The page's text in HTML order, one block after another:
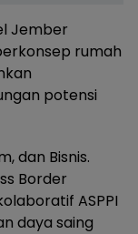
Jember
rumah
potensi
dan Bisnis.
Border
ASPPI
daya saing